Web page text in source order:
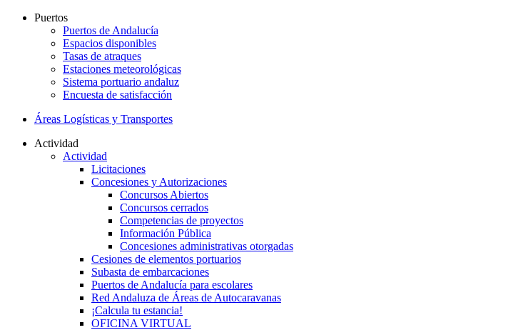
Puertos
Puertos de Andalucía
Espacios disponibles
Tasas de atraques
Estaciones meteorológicas
Sistema portuario andaluz
Encuesta de satisfacción
Áreas Logísticas y Transportes
Actividad
Actividad
Licitaciones
Concesiones y Autorizaciones
Concursos Abiertos
Concursos cerrados
Competencias de proyectos
Información Pública
Concesiones administrativas otorgadas
Cesiones de elementos portuarios
Subasta de embarcaciones
Puertos de Andalucía para escolares
Red Andaluza de Áreas de Autocaravanas
¡Calcula tu estancia!
OFICINA VIRTUAL